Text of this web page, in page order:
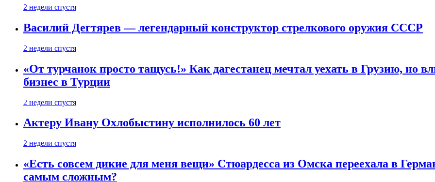
2 недели спустя
Василий Дегтярев — легендарный конструктор стрелкового оружия СССР
2 недели спустя
«От турчанок просто тащусь!» Как дагестанец мечтал уехать в Грузию, но
бизнес в Турции
2 недели спустя
Актеру Ивану Охлобыстину исполнилось 60 лет
2 недели спустя
«Есть совсем дикие для меня вещи» Стюардесса из Омска переехала в
самым сложным?